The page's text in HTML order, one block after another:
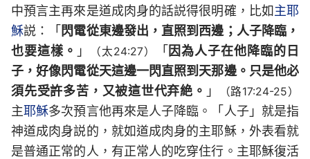
中預言主再來是道成肉身的話説得很明確，比如主耶
穌説：「 閃電從東邊發出，直照到西邊；人子降臨，
也要這樣。 」 （太24:27） 「 因為人子在他降臨的日
子，好像閃電從天這邊一閃直照到天那邊。只是他必
須先受許多苦，又被這世代弃絶。 」 （路17:24-25）
主耶穌多次預言他再來是人子降臨。「人子」就是指
神道成肉身説的，就如道成肉身的主耶穌，外表看就
是普通正常的人，有正常人的吃穿住行。主耶穌復活